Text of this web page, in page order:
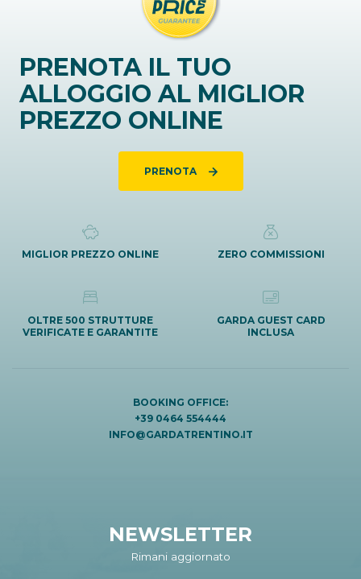
PRENOTA IL TUO
ALLOGGIO AL MIGLIOR
PREZZO ONLINE
PRENOTA
MIGLIOR PREZZO ONLINE ZERO COMMISSIONI
OLTRE 500 STRUTTURE
VERIFICATE E GARANTITE
GARDA GUEST CARD
INCLUSA
BOOKING OFFICE:
+39 0464 554444
INFO@GARDATRENTINO.IT
NEWSLETTER
Rimani aggiornato